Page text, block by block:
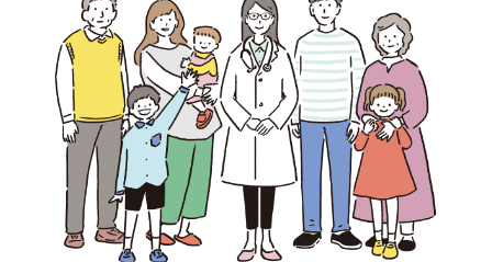
検診・検査
出産・子ども
病院の機能と役割